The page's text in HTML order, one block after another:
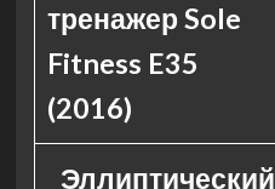
тренажер Sole
Fitness E35
(2016)
Эллиптический